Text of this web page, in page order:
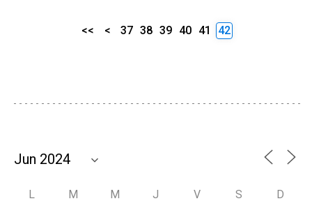
<< < 37 38 39 40 41 42
L M M J V S D